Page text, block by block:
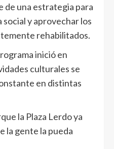
de una estrategia para
y aprovechar los
rehabilitados.
inició en
culturales se
en distintas
la Plaza Lerdo ya
la gente la pueda